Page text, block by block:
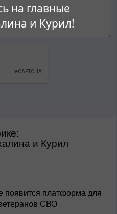
на главные
и Курил!
и Курил
появится платформа для
СВО